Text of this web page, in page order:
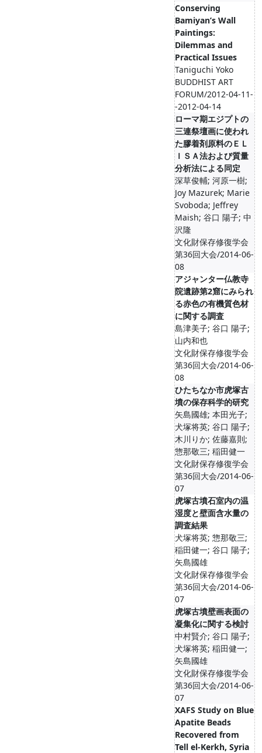
Conserving
Bamiyan’s Wall
Paintings:
Dilemmas and
Practical Issues
Taniguchi Yoko
BUDDHIST ART
FORUM/2012-04-11-
-2012-04-14
ローマ期エジプトの
三連祭壇画に使われ
た膠着剤原料のＥＬ
ＩＳＡ法および質量
分析法による同定
深草俊輔; 河原一樹;
Joy Mazurek; Marie
Svoboda; Jeffrey
Maish; 谷口 陽子; 中
沢隆
文化財保存修復学会
第36回大会/2014-06-
08
アジャンター仏教寺
院遺跡第2窟にみられ
る赤色の有機質色材
に関する調査
島津美子; 谷口 陽子;
山内和也
文化財保存修復学会
第36回大会/2014-06-
08
ひたちなか市虎塚古
墳の保存科学的研究
矢島國雄; 本田光子;
犬塚将英; 谷口 陽子;
木川りか; 佐藤嘉則;
惣那敬三; 稲田健一
文化財保存修復学会
第36回大会/2014-06-
07
虎塚古墳石室内の温
湿度と壁面含水量の
調査結果
犬塚将英; 惣那敬三;
稲田健一; 谷口 陽子;
矢島國雄
文化財保存修復学会
第36回大会/2014-06-
07
虎塚古墳壁画表面の
凝集化に関する検討
中村賢介; 谷口 陽子;
犬塚将英; 稲田健一;
矢島國雄
文化財保存修復学会
第36回大会/2014-06-
07
XAFS Study on Blue
Apatite Beads
Recovered from
Tell el-Kerkh, Syria